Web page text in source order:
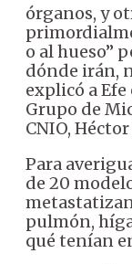
órganos, y
o al hueso”
dónde irán,
explicó a
Grupo de
CNIO,
Para
de 20
pulmón,
qué tenían